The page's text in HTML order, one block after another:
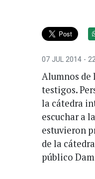
07 JUL 2014 -
Alumnos de
testigos.
la cátedra
escuchar a
estuvieron
de la
público